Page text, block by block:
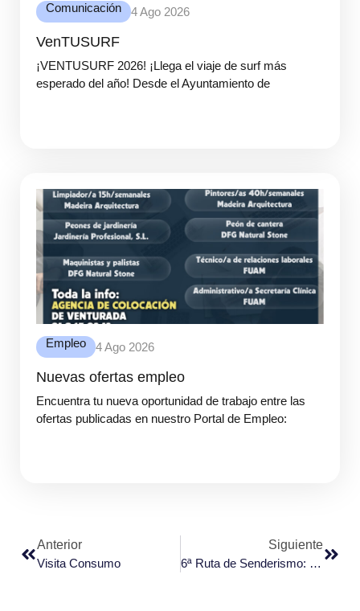
Comunicación 4 Ago 2026
VenTUSURF
¡VENTUSURF 2026! ¡Llega el viaje de surf más
esperado del año! Desde el Ayuntamiento de
Empleo 4 Ago 2026
Nuevas ofertas empleo
Encuentra tu nueva oportunidad de trabajo entre las
ofertas publicadas en nuestro Portal de Empleo:
Anterior
Visita Consumo
Siguiente
6ª Ruta de Senderismo: Ven, Anda y Descubre